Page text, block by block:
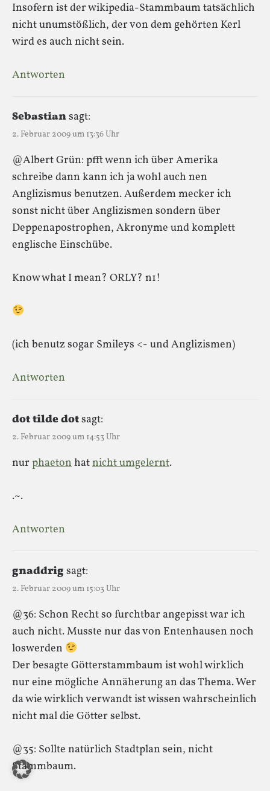
Insofern ist der wikipedia-Stammbaum tatsächlich
nicht unumstößlich, der von dem gehörten Kerl
wird es auch nicht sein.
Antworten
Sebastiansagt:
2. Februar 2009 um 13:36 Uhr
@Albert Grün: pfft wenn ich über Amerika
schreibe dann kann ich ja wohl auch nen
Anglizismus benutzen. Außerdem mecker ich
sonst nicht über Anglizismen sondern über
Deppenapostrophen, Akronyme und komplett
englische Einschübe.
Know what I mean? ORLY? n1!
(ich benutz sogar Smileys <- und Anglizismen)
Antworten
dot tilde dotsagt:
2. Februar 2009 um 14:53 Uhr
nur phaetonhatnicht umgelernt.
.~.
Antworten
gnaddrigsagt:
2. Februar 2009 um 15:03 Uhr
@36: Schon Recht so furchtbar angepisst war ich
auch nicht. Musste nur das von Entenhausen noch
loswerden
Der besagte Götterstammbaum ist wohl wirklich
nur eine mögliche Annäherung an das Thema. Wer
da wie wirklich verwandt ist wissen wahrscheinlich
nicht mal die Götter selbst.
@35: Sollte natürlich Stadtplan sein, nicht
Stammbaum.